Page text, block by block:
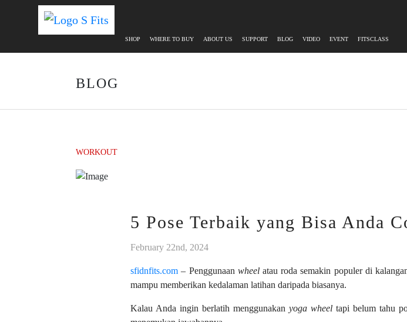
SHOP WHERE TO BUY ABOUT US SUPPORT BLOG VIDEO EVENT FITSCLASS
BLOG
WORKOUT
5 Pose Terbaik yang Bisa Anda
February 22nd, 2024
sfidnfits.com – Penggunaan wheelatau roda semakin populer di
mampu memberikan kedalaman latihan daripada biasanya.
Kalau Anda ingin berlatih menggunakan yoga wheel tapi belum tahu